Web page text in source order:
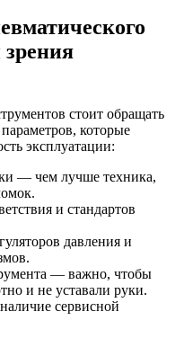
зрения
стоит обращать
которые
эксплуатации:
— чем лучше техника,
и стандартов
давления и
— важно, чтобы
и не уставали руки.
сервисной